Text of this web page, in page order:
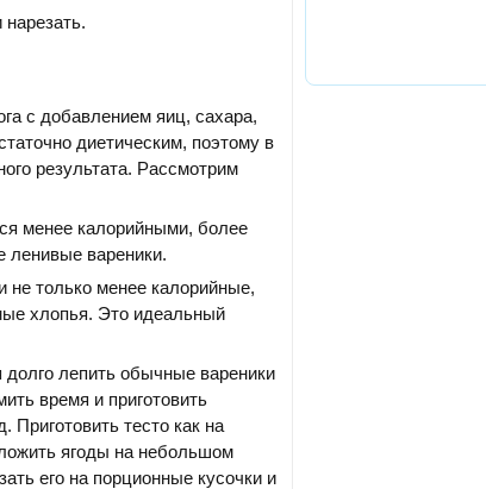
с добавлением яиц, сахара,
диетическим, поэтому в
результата. Рассмотрим
менее калорийными, более
вареники.
не только менее калорийные,
хлопья. Это идеальный
лепить обычные вареники
время и приготовить
Приготовить тесто как на
ягоды на небольшом
его на порционные кусочки и